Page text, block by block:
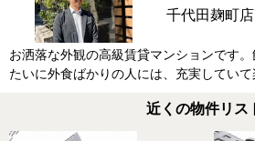
千代田麹町
お洒落な外観の高級賃貸マンションです
たいに外食ばかりの人には、充実していて
近くの物件リス